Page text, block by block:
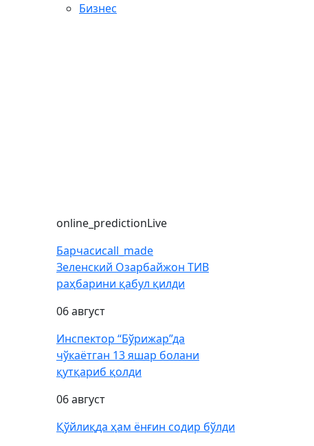
Бизнес
online_predictionLive
Барчасиcall_made
Зеленский Озарбайжон ТИВ
раҳбарини қабул қилди
06 август
Инспектор “Бўрижар”да
чўкаётган 13 яшар болани
қутқариб қолди
06 август
Қўйлиқда ҳам ёнғин содир бўлди